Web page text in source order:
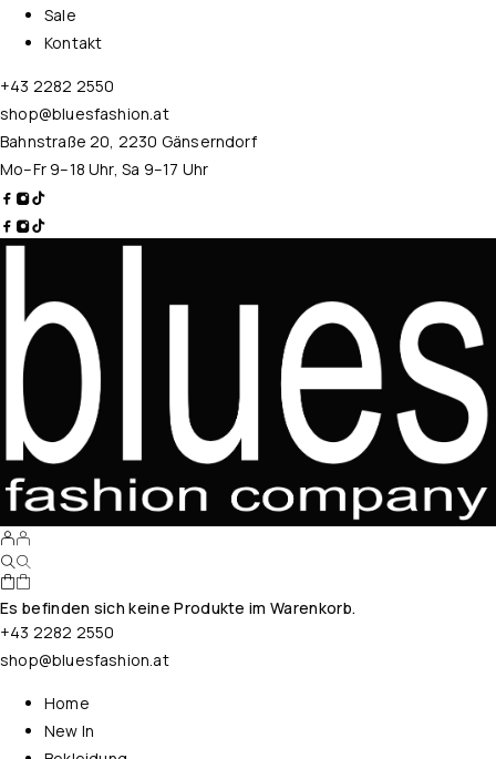
Sale
Kontakt
+43 2282 2550
shop@bluesfashion.at
Bahnstraße 20, 2230 Gänserndorf
Mo–Fr 9–18 Uhr, Sa 9–17 Uhr
Es befinden sich keine Produkte im Warenkorb.
+43 2282 2550
shop@bluesfashion.at
Home
New In